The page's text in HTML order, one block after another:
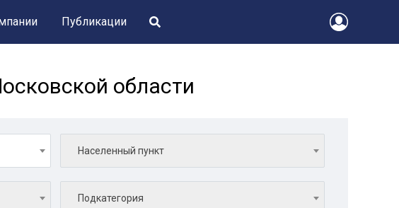
Публикации
области
Населенный пункт
Подкатегория